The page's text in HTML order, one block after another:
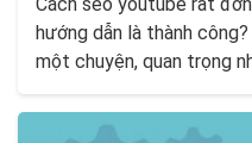
Cách seo youtube rất
hướng dẫn là thành
một chuyện, quan trọng